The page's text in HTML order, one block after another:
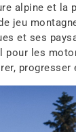
alpine et la
jeu
et ses
pour les
progresser